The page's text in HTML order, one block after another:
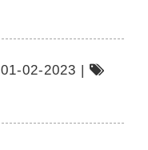
01-02-2023 |